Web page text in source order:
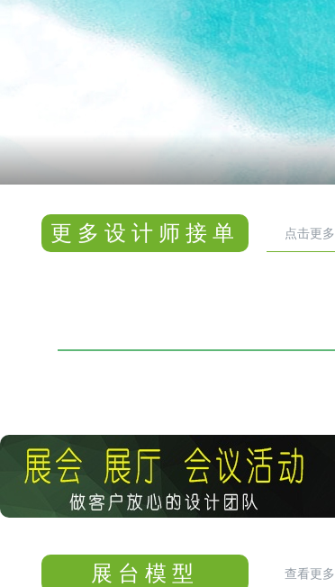
更多设计师接单 点击更多
展台模型 查看更多